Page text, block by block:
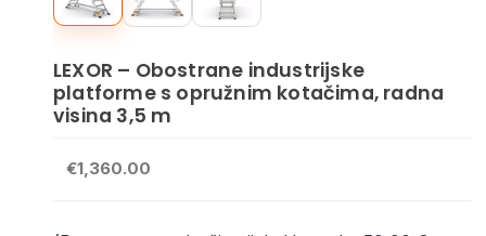
LEXOR – Obostrane industrijske
platforme s opružnim kotačima, radna
visina 3,5 m
€1,360.00